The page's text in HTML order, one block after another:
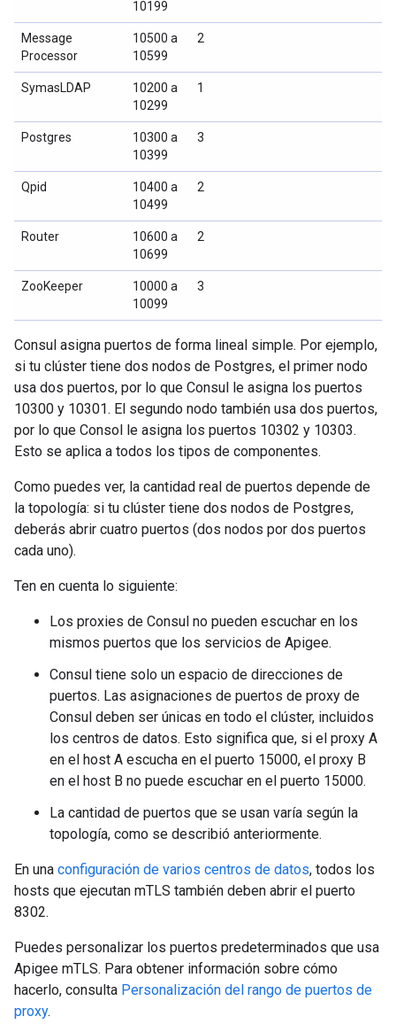
10199
Message
Processor
10500 a
10599
2
SymasLDAP
10200 a
10299
1
Postgres
10300 a
10399
3
Qpid
10400 a
10499
2
Router
10600 a
10699
2
ZooKeeper
10000 a
10099
3
Consul asigna puertos de forma lineal simple. Por ejemplo,
si tu clúster tiene dos nodos de Postgres, el primer nodo
usa dos puertos, por lo que Consul le asigna los puertos
10300 y 10301. El segundo nodo también usa dos puertos,
por lo que Consol le asigna los puertos 10302 y 10303.
Esto se aplica a todos los tipos de componentes.
Como puedes ver, la cantidad real de puertos depende de
la topología: si tu clúster tiene dos nodos de Postgres,
deberás abrir cuatro puertos (dos nodos por dos puertos
cada uno).
Ten en cuenta lo siguiente:
Los proxies de Consul no pueden escuchar en los
mismos puertos que los servicios de Apigee.
Consul tiene solo un espacio de direcciones de
puertos. Las asignaciones de puertos de proxy de
Consul deben ser únicas en todo el clúster, incluidos
los centros de datos. Esto significa que, si el proxy A
en el host A escucha en el puerto 15000, el proxy B
en el host B no puede escuchar en el puerto 15000.
La cantidad de puertos que se usan varía según la
topología, como se describió anteriormente.
En una configuración de varios centros de datos, todos los
hosts que ejecutan mTLS también deben abrir el puerto
8302.
Puedes personalizar los puertos predeterminados que usa
Apigee mTLS. Para obtener información sobre cómo
hacerlo, consulta Personalización del rango de puertos de
proxy.